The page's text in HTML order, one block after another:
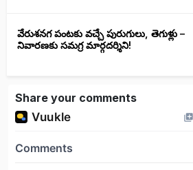
వేరుశనగ పంటకు వచ్చే పురుగులు, తెగుళ్లు –
నివారణకు సమగ్ర మార్గదర్శిని!
Share your comments